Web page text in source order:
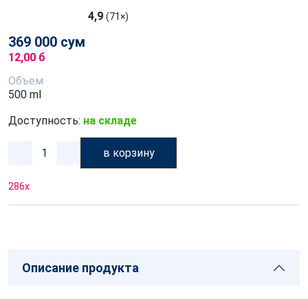
4,9 (71×)
369 000 сум
12,00 б
Объем
500 ml
Доступность: на складе
в корзину
286x
Описание продукта